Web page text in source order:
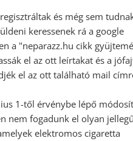
és még sem
keressenek rá a google
a "neparazz.hu cikk
el az ott leírtakat és a
el az ott található mail
1-től érvénybe lépő
nem fogadunk el olyan jellegű
elektromos cigaretta